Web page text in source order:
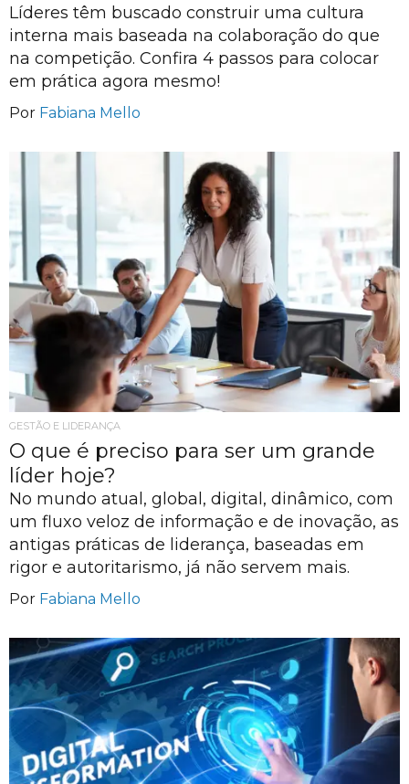
Líderes têm buscado construir uma cultura
interna mais baseada na colaboração do que
na competição. Confira 4 passos para colocar
em prática agora mesmo!
Por Fabiana Mello
GESTÃO E LIDERANÇA
O que é preciso para ser um grande
líder hoje?
No mundo atual, global, digital, dinâmico, com
um fluxo veloz de informação e de inovação, as
antigas práticas de liderança, baseadas em
rigor e autoritarismo, já não servem mais.
Por Fabiana Mello